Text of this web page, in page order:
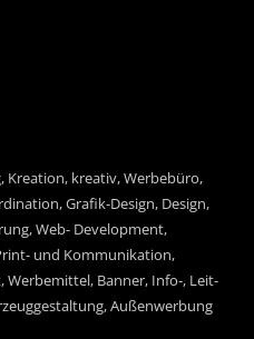
Kreation, kreativ, Werbebüro,
Grafik-Design, Design,
Web- Development,
und Kommunikation,
Werbemittel, Banner, Info-, Leit-
Außenwerbung